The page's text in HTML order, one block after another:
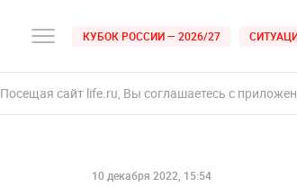
КУБОК РОССИИ — 2026/27
Посещая сайт life.ru, Вы соглашаетесь с
10 декабря 2022, 15:54